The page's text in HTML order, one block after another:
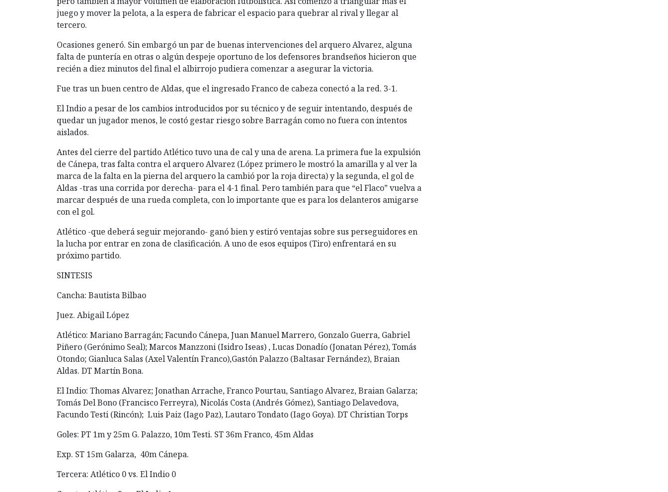
juego y mover la pelota, a la espera de fabricar el espacio para quebrar al rival y llegar al
tercero.
Ocasiones generó. Sin embargó un par de buenas intervenciones del arquero Alvarez, alguna
falta de puntería en otras o algún despeje oportuno de los defensores brandseños hicieron que
recién a diez minutos del final el albirrojo pudiera comenzar a asegurar la victoria.
Fue tras un buen centro de Aldas, que el ingresado Franco de cabeza conectó a la red. 3-1.
El Indio a pesar de los cambios introducidos por su técnico y de seguir intentando, después de
quedar un jugador menos, le costó gestar riesgo sobre Barragán como no fuera con intentos
aislados.
Antes del cierre del partido Atlético tuvo una de cal y una de arena. La primera fue la expulsión
de Cánepa, tras falta contra el arquero Alvarez (López primero le mostró la amarilla y al ver la
marca de la falta en la pierna del arquero la cambió por la roja directa) y la segunda, el gol de
Aldas -tras una corrida por derecha- para el 4-1 final. Pero también para que “el Flaco” vuelva a
marcar después de una rueda completa, con lo importante que es para los delanteros amigarse
con el gol.
Atlético -que deberá seguir mejorando- ganó bien y estiró ventajas sobre sus perseguidores en
la lucha por entrar en zona de clasificación. A uno de esos equipos (Tiro) enfrentará en su
próximo partido.
SINTESIS
Cancha: Bautista Bilbao
Juez. Abigail López
Atlético: Mariano Barragán; Facundo Cánepa, Juan Manuel Marrero, Gonzalo Guerra, Gabriel
Piñero (Gerónimo Seal); Marcos Manzzoni (Isidro Iseas) , Lucas Donadío (Jonatan Pérez), Tomás
Otondo; Gianluca Salas (Axel Valentín Franco),Gastón Palazzo (Baltasar Fernández), Braian
Aldas. DT Martín Bona.
El Indio: Thomas Alvarez; Jonathan Arrache, Franco Pourtau, Santiago Alvarez, Braian Galarza;
Tomás Del Bono (Francisco Ferreyra), Nicolás Costa (Andrés Gómez), Santiago Delavedova,
Facundo Testi (Rincón); Luis Paiz (Iago Paz), Lautaro Tondato (Iago Goya). DT Christian Torps
Goles: PT 1m y 25m G. Palazzo, 10m Testi. ST 36m Franco, 45m Aldas
Exp. ST 15m Galarza, 40m Cánepa.
Tercera: Atlético 0 vs. El Indio 0